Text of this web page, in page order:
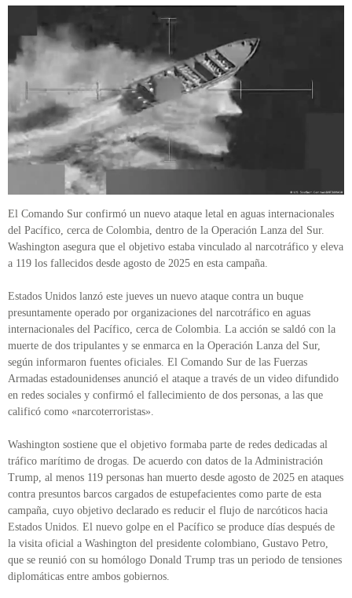
El Comando Sur confirmó un nuevo ataque letal en aguas internacionales
del Pacífico, cerca de Colombia, dentro de la Operación Lanza del Sur.
Washington asegura que el objetivo estaba vinculado al narcotráfico y eleva
a 119 los fallecidos desde agosto de 2025 en esta campaña.
Estados Unidos lanzó este jueves un nuevo ataque contra un buque
presuntamente operado por organizaciones del narcotráfico en aguas
internacionales del Pacífico, cerca de Colombia. La acción se saldó con la
muerte de dos tripulantes y se enmarca en la Operación Lanza del Sur,
según informaron fuentes oficiales. El Comando Sur de las Fuerzas
Armadas estadounidenses anunció el ataque a través de un video difundido
en redes sociales y confirmó el fallecimiento de dos personas, a las que
calificó como «narcoterroristas».
Washington sostiene que el objetivo formaba parte de redes dedicadas al
tráfico marítimo de drogas. De acuerdo con datos de la Administración
Trump, al menos 119 personas han muerto desde agosto de 2025 en ataques
contra presuntos barcos cargados de estupefacientes como parte de esta
campaña, cuyo objetivo declarado es reducir el flujo de narcóticos hacia
Estados Unidos. El nuevo golpe en el Pacífico se produce días después de
la visita oficial a Washington del presidente colombiano, Gustavo Petro,
que se reunió con su homólogo Donald Trump tras un periodo de tensiones
diplomáticas entre ambos gobiernos.